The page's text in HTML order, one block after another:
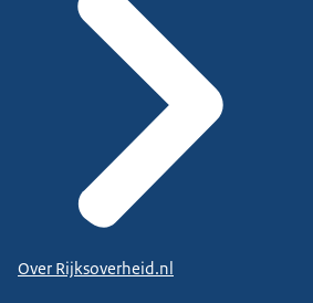
Over Rijksoverheid.nl